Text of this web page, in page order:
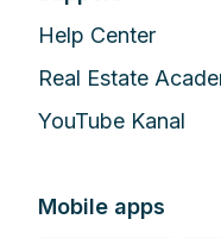
Help Center
Real Estate
YouTube Kanal
Mobile apps